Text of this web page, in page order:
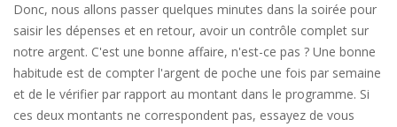
Donc, nous allons passer quelques minutes dans la soirée pour
saisir les dépenses et en retour, avoir un contrôle complet sur
notre argent. C'est une bonne affaire, n'est-ce pas ? Une bonne
habitude est de compter l'argent de poche une fois par semaine
et de le vérifier par rapport au montant dans le programme. Si
ces deux montants ne correspondent pas, essayez de vous